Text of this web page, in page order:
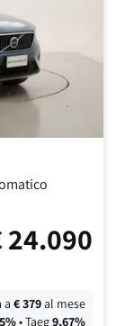
24.090
a€379al mese
%• Taeg9,67%